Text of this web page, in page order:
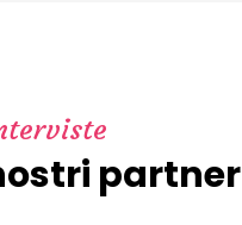
partner